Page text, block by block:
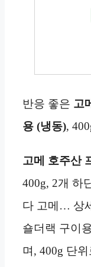
반응 좋은 고
용 (냉동),
고메 호주산
400g, 2개 하
다 고메… 상
숄더랙 구이
며, 400g 단